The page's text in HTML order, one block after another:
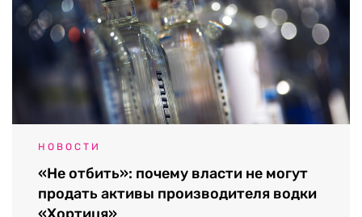
НОВОСТИ
«Не отбить»: почему власти не могут
продать активы производителя водки